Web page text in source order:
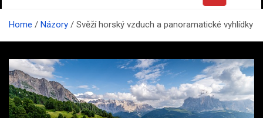
Home Názory Svěží horský vzduch a panoramatické vyhlídky